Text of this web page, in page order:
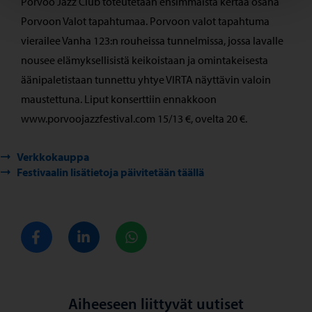
Porvoon Valot tapahtumaa. Porvoon valot tapahtuma
vierailee Vanha 123:n rouheissa tunnelmissa, jossa lavalle
nousee elämyksellisistä keikoistaan ja omintakeisesta
äänipaletistaan tunnettu yhtye VIRTA näyttävin valoin
maustettuna. Liput konserttiin ennakkoon
www.porvoojazzfestival.com 15/13 €, ovelta 20 €.
Verkkokauppa
Festivaalin lisätietoja päivitetään täällä
Jaa FacebookJaa LinkedIn
Aiheeseen liittyvät uutiset